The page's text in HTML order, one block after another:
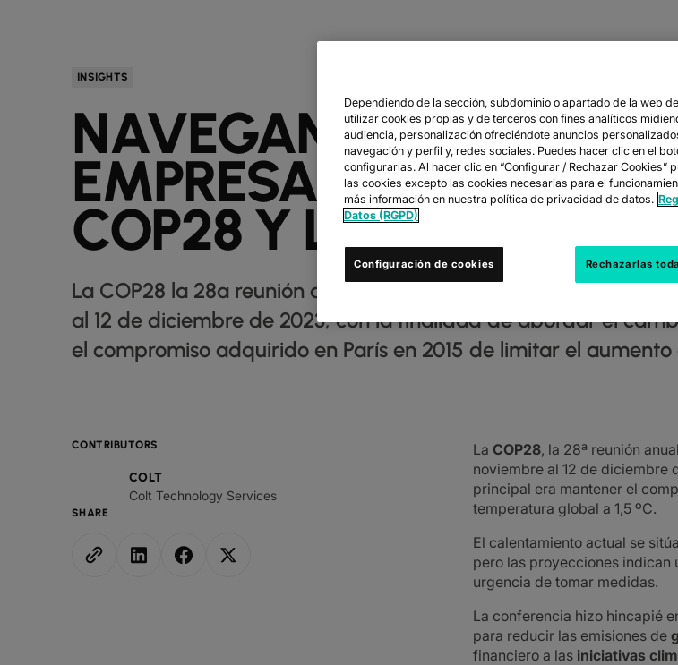
INSIGHTS
NAVEGANDO POR EL
EMPRESARIAL:
COP28 Y LO QUE
La COP28 la 28ª reunión anual de las Naciones Unidas sobre
al 12 de diciembre de 2023, con la finalidad de abordar el
el compromiso adquirido en París en 2015 de limitar el
CONTRIBUTORS
COLT
Colt Technology Services
SHARE
La COP28, la 28ª reunión
noviembre al 12 de diciembre
principal era mantener el
temperatura global a 1,5 ºC.
El calentamiento actual se
pero las proyecciones indican
urgencia de tomar medidas.
La conferencia hizo hincapié
para reducir las emisiones de
financiero a las iniciativas
Dependiendo de la sección, subdominio o apartado de la web
utilizar cookies propias y de terceros con fines analíticos
audiencia, personalización ofreciéndote anuncios
navegación y perfil y, redes sociales. Puedes hacer clic en el
configurarlas. Al hacer clic en “Configurar / Rechazar Cookies”
las cookies excepto las cookies necesarias para el
más información en nuestra política de privacidad de datos.
Datos (RGPD)
Configuración de cookies Rechazarlas